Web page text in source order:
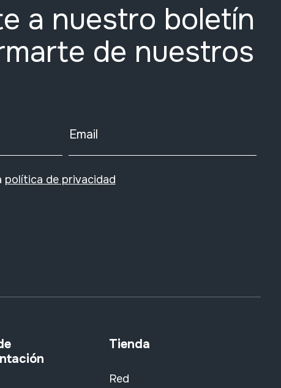
a nuestro boletín
de nuestros
Email
política de privacidad
Tienda
Red